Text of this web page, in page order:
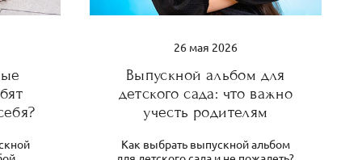
26 мая 2026
Выпускной альбом для
детского сада: что важно
учесть родителям
Как выбрать выпускной альбом